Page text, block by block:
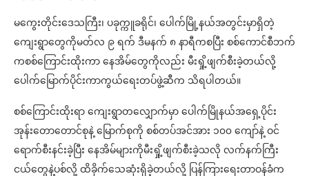
မကွေးတိုင်းဒေသကြီး၊ ပခုက္ကူခရိုင်၊ ပေါက်မြို့နယ်အတွင်းမှာရှိတဲ့
ကျေးရွာတွေကိုမတ်လ ၉ ရက် ဒီမနက် ၈ နာရီကစပြီး စစ်ကောင်စီဘက်
ကစစ်ကြောင်းထိုးကာ နေအိမ်တွေကိုလည်း မီးရှို့ဖျက်စီးခဲ့တယ်လို့
ပေါက်မြောက်ပိုင်းကာကွယ်ရေးတပ်ဖွဲ့ဆီက သိရပါတယ်။
စစ်ကြောင်းထိုးရာ ကျေးရွာတလျှောက်မှာ ပေါက်မြိုနယ်အရှေ့ပိုင်း
အုန်းတောတောင်စုနဲ့ မြောက်စုကို စစ်တပ်အင်အား ၁၀၀ ကျော်နဲ့ ဝင်
ရောက်စီးနင်းခဲ့ပြီး နေအိမ်များကိုမီးရှို့ဖျက်စီးခဲ့သလို လက်နက်ကြီး
ငယ်တွေနဲ့ပစ်လို့ ထိခိုက်သေဆုံးရှိခဲ့တယ်လို့ ပြန်ကြားရေးတာဝန်ခံက